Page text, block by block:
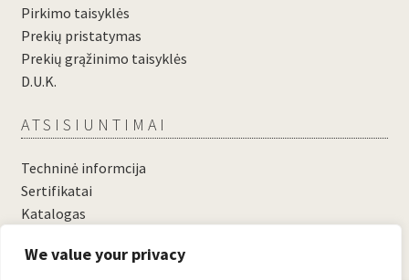
We value your privacy
Pirkimo taisyklės
Prekių pristatymas
Prekių grąžinimo taisyklės
D.U.K.
ATSISIUNTIMAI
Techninė informcija
Sertifikatai
Katalogas
....